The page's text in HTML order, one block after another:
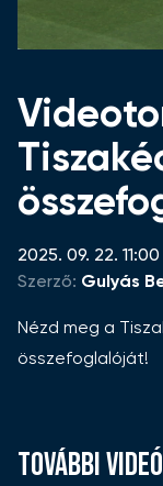
2025. 09. 22. 11:00
Szerző: Gulyás
Nézd meg a
összefoglalóját!
TOVÁBBI